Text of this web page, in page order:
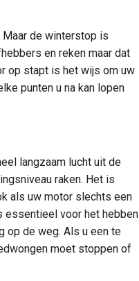
Maar de winterstop is
en reken maar dat
op stapt is het wijs om uw
punten u na kan lopen
langzaam lucht uit de
raken. Het is
als uw motor slechts een
essentieel voor het hebben
op de weg. Als u een te
moet stoppen of